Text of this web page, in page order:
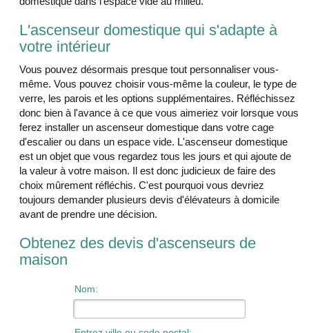
L'ascenseur domestique qui s'adapte à
votre intérieur
Vous pouvez désormais presque tout personnaliser vous-
même. Vous pouvez choisir vous-même la couleur, le type de
verre, les parois et les options supplémentaires. Réfléchissez
donc bien à l'avance à ce que vous aimeriez voir lorsque vous
ferez installer un ascenseur domestique dans votre cage
d'escalier ou dans un espace vide. L'ascenseur domestique
est un objet que vous regardez tous les jours et qui ajoute de
la valeur à votre maison. Il est donc judicieux de faire des
choix mûrement réfléchis. C'est pourquoi vous devriez
toujours demander plusieurs devis d'élévateurs à domicile
avant de prendre une décision.
Obtenez des devis d'ascenseurs de
maison
Nom: